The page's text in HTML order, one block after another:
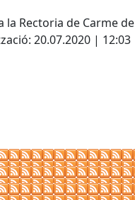
la Rectoria de Carme
20.07.2020 | 12:03